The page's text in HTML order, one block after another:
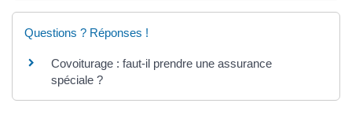
Questions ? Réponses !
Covoiturage : faut-il prendre une assurance
spéciale ?